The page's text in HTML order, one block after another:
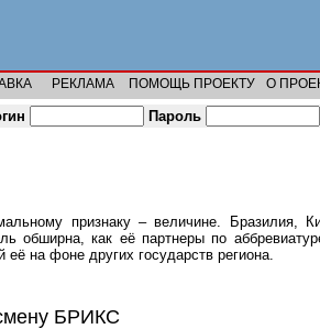
РЕКЛАМА ПОМОЩЬ ПРОЕКТУ О
Пароль
признаку – величине. Бразилия,
как её партнеры по
на фоне других государств региона.
БРИКС